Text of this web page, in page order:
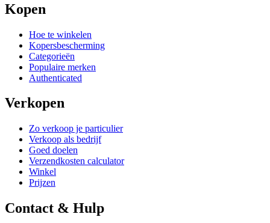
Kopen
Hoe te winkelen
Kopersbescherming
Categorieën
Populaire merken
Authenticated
Verkopen
Zo verkoop je particulier
Verkoop als bedrijf
Goed doelen
Verzendkosten calculator
Winkel
Prijzen
Contact & Hulp